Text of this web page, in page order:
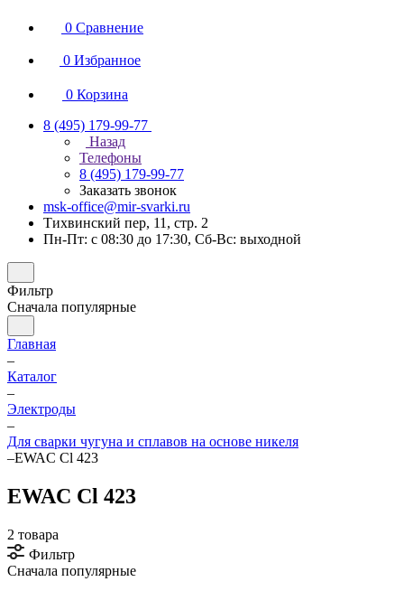
0 Сравнение
0 Избранное
0 Корзина
8 (495) 179-99-77
Назад
Телефоны
8 (495) 179-99-77
Заказать звонок
msk-office@mir-svarki.ru
Тихвинский пер, 11, стр. 2
Пн-Пт: с 08:30 до 17:30, Сб-Вс: выходной
Фильтр
Сначала популярные
Главная
–
Каталог
–
Электроды
–
Для сварки чугуна и сплавов на основе никеля
–EWAC Cl 423
EWAC Cl 423
2 товара
Фильтр
Сначала популярные